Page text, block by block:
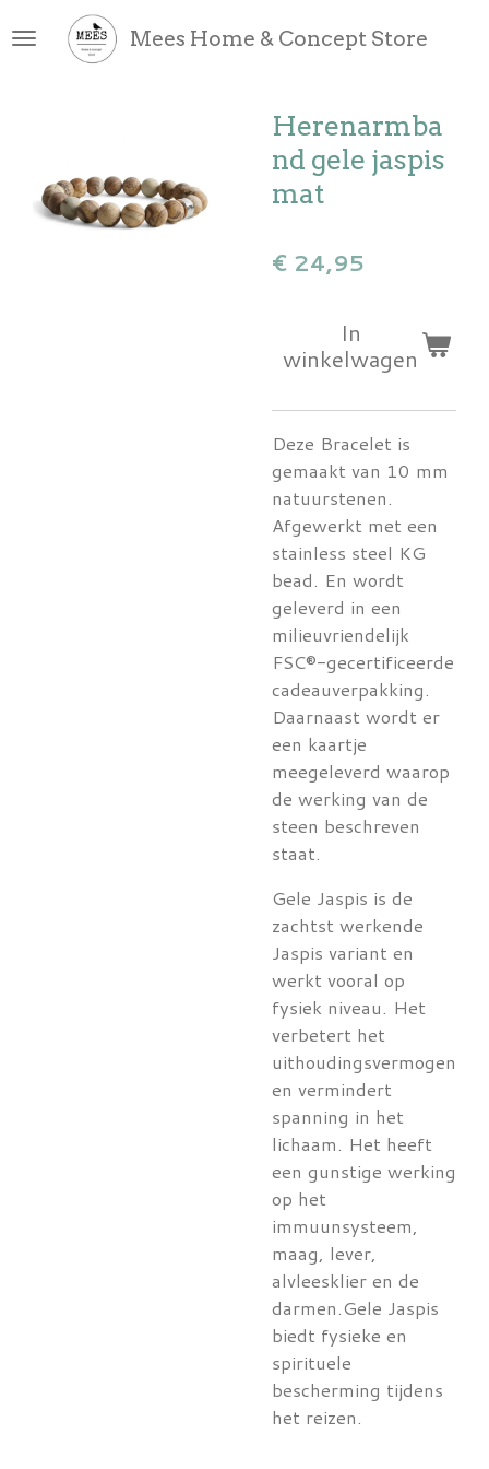
direct
Mees Home & Concept Store
Herenarmba
nd gele jaspis
mat
€ 24,95
In
winkelwagen
Deze Bracelet is
gemaakt van 10 mm
natuurstenen.
Afgewerkt met een
stainless steel KG
bead. En wordt
geleverd in een
milieuvriendelijk
FSC®-gecertificeerde
cadeauverpakking.
Daarnaast wordt er
een kaartje
meegeleverd waarop
de werking van de
steen beschreven
staat.
Gele Jaspis is de
zachtst werkende
Jaspis variant en
werkt vooral op
fysiek niveau. Het
verbetert het
uithoudingsvermogen
en vermindert
spanning in het
lichaam. Het heeft
een gunstige werking
op het
immuunsysteem,
maag, lever,
alvleesklier en de
darmen.Gele Jaspis
biedt fysieke en
spirituele
bescherming tijdens
het reizen.